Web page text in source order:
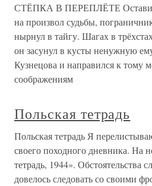
СТЁПКА В ПЕРЕПЛЁТЕ Оставив
на произвол судьбы,
нырнул в тайгу. Шагах в
он засунул в кусты ненужную
Кузнецова и направился к тому
соображениям
Польская тетрадь
Польская тетрадь Я
своего походного дневника. На
тетрадь, 1944». Обстоятельства
довелось следовать со своими